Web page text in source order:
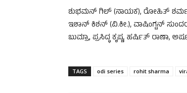
ಶುಭಮನ್ ಗಿಲ್ (ನಾಯಕ), ರೋಹಿತ್
ಇಶಾನ್ ಕಿಶನ್ (ವಿ.ಕೀ.), ವಾಷಿಂಗ್ಟನ್
ಬುಮ್ರಾ, ಪ್ರಸಿದ್ಧ ಕೃಷ್ಣ, ಹರ್ಷಿತ್ ರಾಣಾ,
TAGS odi series rohit sharma